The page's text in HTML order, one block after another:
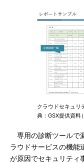
クラウドセキュリ
典：GSX提供資料）
専用の診断ツールで
ラウドサービスの機能
が原因でセキュリティ